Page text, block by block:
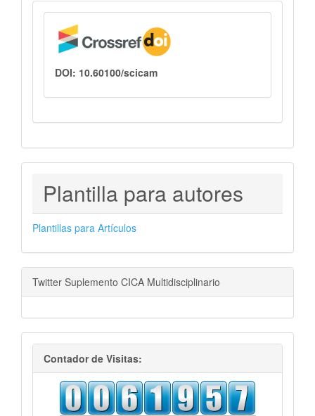
DOI: 10.60100/scicam
PLANTILLAS
PARA
AUTORES
Plantilla para autores
Plantillas para Artículos
Twitter Suplemento CICA Multidisciplinario
visitas
Contador de Visitas: